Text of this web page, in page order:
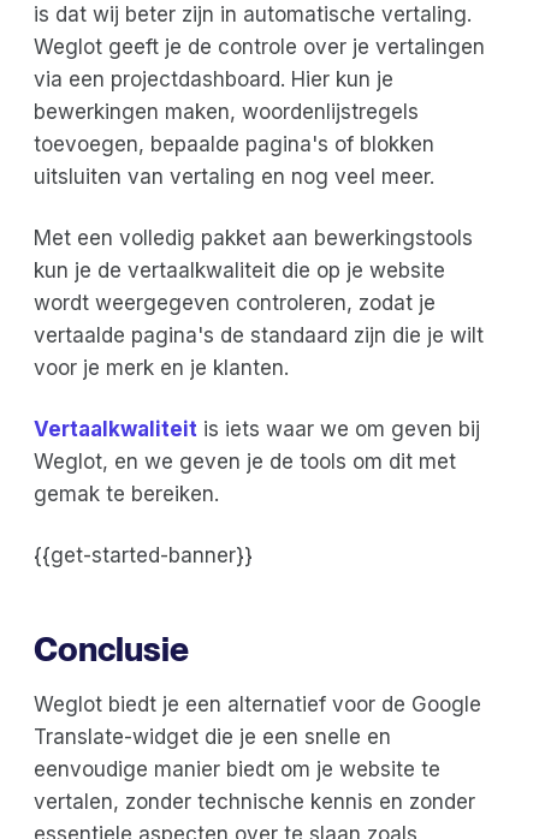
is dat wij beter zijn in automatische vertaling.
Weglot geeft je de controle over je vertalingen
via een projectdashboard. Hier kun je
bewerkingen maken, woordenlijstregels
toevoegen, bepaalde pagina's of blokken
uitsluiten van vertaling en nog veel meer.
Met een volledig pakket aan bewerkingstools
kun je de vertaalkwaliteit die op je website
wordt weergegeven controleren, zodat je
vertaalde pagina's de standaard zijn die je wilt
voor je merk en je klanten.
Vertaalkwaliteit is iets waar we om geven bij
Weglot, en we geven je de tools om dit met
gemak te bereiken.
{{get-started-banner}}
Conclusie
Weglot biedt je een alternatief voor de Google
Translate-widget die je een snelle en
eenvoudige manier biedt om je website te
vertalen, zonder technische kennis en zonder
essentiele aspecten over te slaan zoals